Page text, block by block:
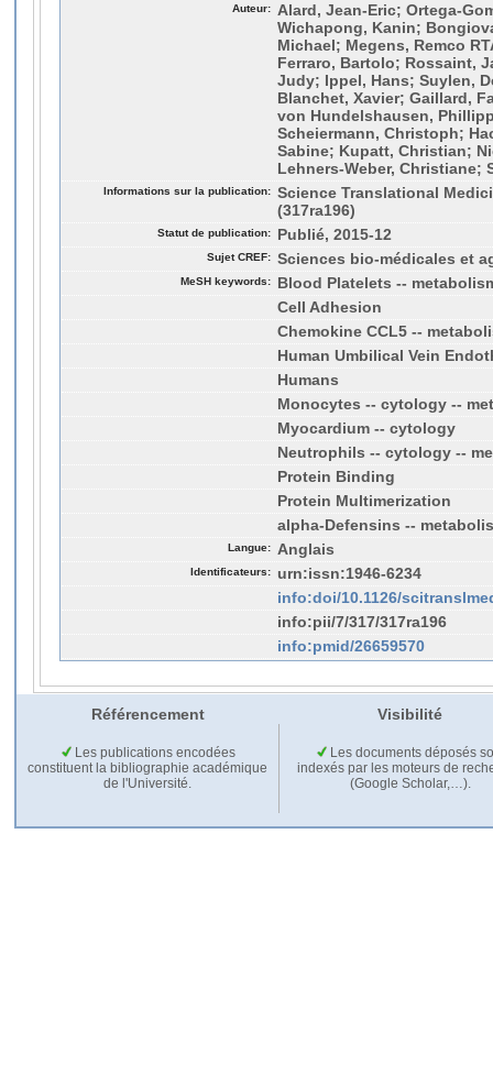
Auteur:
Alard, Jean-Eric; Ortega-
Wichapong, Kanin;
Michael; Megens, Remco
Ferraro, Bartolo; Rossaint,
Judy; Ippel, Hans; Suylen,
Blanchet, Xavier; Gaillard,
von Hundelshausen,
Scheiermann, Christoph;
Sabine; Kupatt, Christian;
Lehners-Weber, Christiane;
Informations sur la publication: Science Translational
(317ra196)
Statut de publication: Publié, 2015-12
Sujet CREF: Sciences bio-médicales et
MeSH keywords:
Blood Platelets --
Cell Adhesion
Chemokine CCL5 --
Human Umbilical Vein
Humans
Monocytes -- cytology --
Myocardium -- cytology
Neutrophils -- cytology --
Protein Binding
Protein Multimerization
alpha-Defensins --
Langue: Anglais
Identificateurs:
urn:issn:1946-6234
info:doi/10.1126/
info:pii/7/317/317ra196
info:pmid/26659570
Référencement Visibilité
Les publications encodées
constituent la bibliographie académique
de l'Université.
Les documents déposés
indexés par les moteurs de
(Google Scholar,…).